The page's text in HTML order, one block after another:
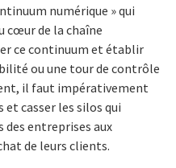
numérique » qui
cœur de la chaîne
ce continuum et établir
ou une tour de contrôle
il faut impérativement
et casser les silos qui
entreprises aux
de leurs clients.